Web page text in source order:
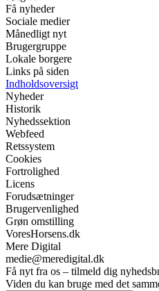
Få nyheder
Sociale medier
Månedligt nyt
Brugergruppe
Lokale borgere
Links på siden
Indholdsoversigt
Nyheder
Historik
Nyhedssektion
Webfeed
Retssystem
Cookies
Fortrolighed
Licens
Forudsætninger
Brugervenlighed
Grøn omstilling
VoresHorsens.dk
Mere Digital
medie@meredigital.dk
Få nyt fra os – tilmeld dig
Viden du kan bruge med det